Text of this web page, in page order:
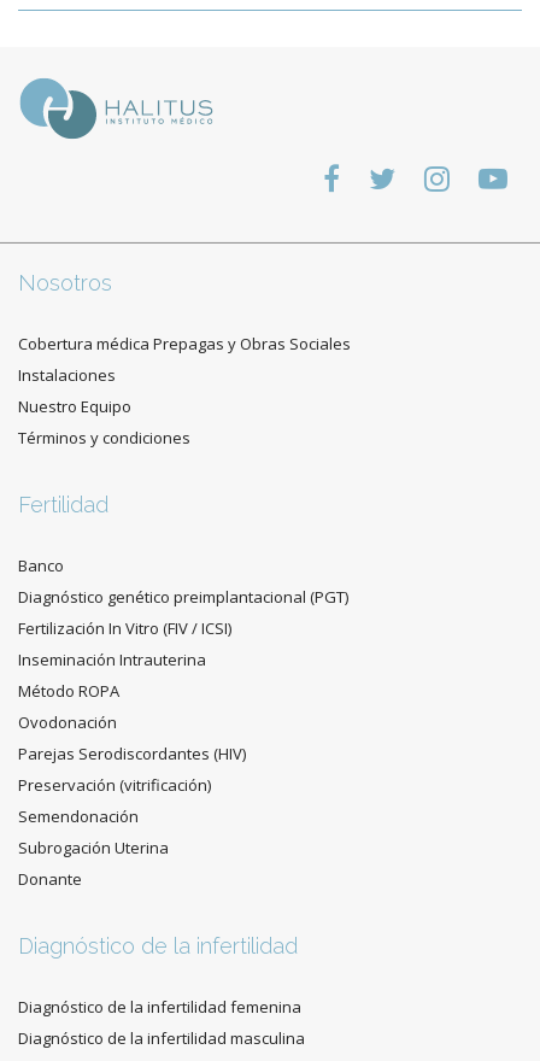
Nosotros
Cobertura médica Prepagas y Obras Sociales
Instalaciones
Nuestro Equipo
Términos y condiciones
Fertilidad
Banco
Diagnóstico genético preimplantacional (PGT)
Fertilización In Vitro (FIV / ICSI)
Inseminación Intrauterina
Método ROPA
Ovodonación
Parejas Serodiscordantes (HIV)
Preservación (vitrificación)
Semendonación
Subrogación Uterina
Donante
Diagnóstico de la infertilidad
Diagnóstico de la infertilidad femenina
Diagnóstico de la infertilidad masculina